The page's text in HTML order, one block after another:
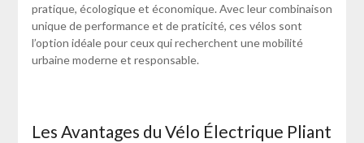
pratique, écologique et économique. Avec leur combinaison
unique de performance et de praticité, ces vélos sont
l’option idéale pour ceux qui recherchent une mobilité
urbaine moderne et responsable.
Les Avantages du Vélo Électrique Pliant